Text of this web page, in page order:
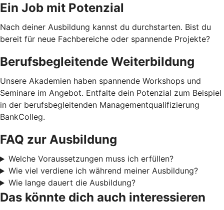
Ein Job mit Potenzial
Nach deiner Ausbildung kannst du durchstarten. Bist du
bereit für neue Fachbereiche oder spannende Projekte?
Berufsbegleitende Weiterbildung
Unsere Akademien haben spannende Workshops und
Seminare im Angebot. Entfalte dein Potenzial zum Beispiel
in der berufsbegleitenden Managementqualifizierung
BankColleg.
FAQ zur Ausbildung
Welche Voraussetzungen muss ich erfüllen?
Wie viel verdiene ich während meiner Ausbildung?
Wie lange dauert die Ausbildung?
Das könnte dich auch interessieren